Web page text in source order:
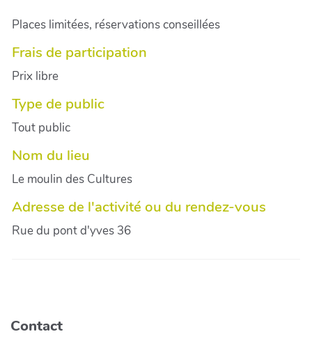
Places limitées, réservations conseillées
Frais de participation
Prix libre
Type de public
Tout public
Nom du lieu
Le moulin des Cultures
Adresse de l'activité ou du rendez-vous
Rue du pont d'yves 36
Contact